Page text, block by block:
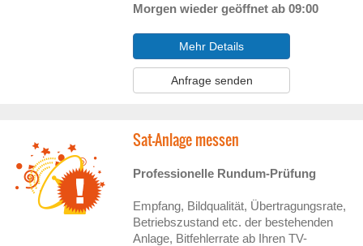
Morgen wieder geöffnet ab 09:00
Mehr Details
Anfrage senden
Sat-Anlage messen
Professionelle Rundum-Prüfung
Empfang, Bildqualität, Übertragungsrate,
Betriebszustand etc. der bestehenden
Anlage, Bitfehlerrate ab Ihren TV-